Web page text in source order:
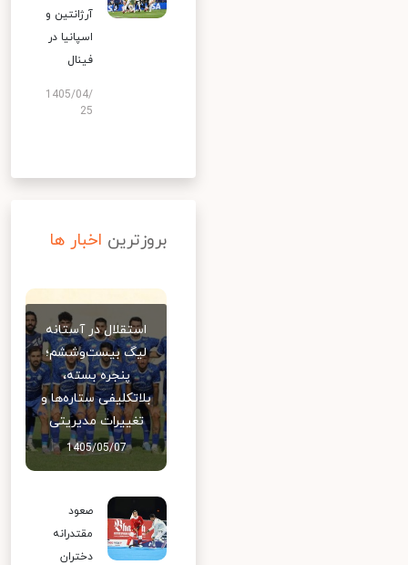
آرژانتین و
اسپانیا در
فینال
1405/04/
25
بروزترین اخبار ها
استقلال در آستانه
لیگ بیست‌وششم؛
پنجره بسته،
بلاتکلیفی ستاره‌ها و
تغییرات مدیریتی
1405/05/07
صعود
مقتدرانه
دختران